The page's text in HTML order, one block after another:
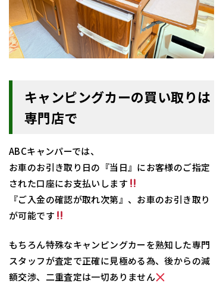
キャンピングカーの買い取りは
専門店で
ABCキャンパーでは、
お車のお引き取り日の『当日』にお客様のご指定
された口座にお支払いします
『ご入金の確認が取れ次第』、お車のお引き取り
が可能です
もちろん特殊なキャンピングカーを熟知した専門
スタッフが査定で正確に見極める為、後からの減
額交渉、二重査定は一切ありません